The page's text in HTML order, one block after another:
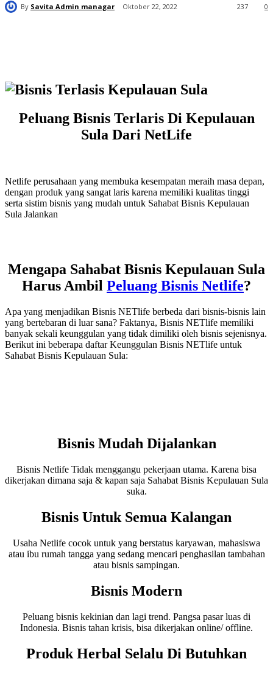
By Savita Admin managar Oktober 22, 2022 0
237
Peluang Bisnis Terlaris Di Kepulauan
Sula Dari NetLife
Netlife perusahaan yang membuka kesempatan meraih masa depan,
dengan produk yang sangat laris karena memiliki kualitas tinggi
serta sistim bisnis yang mudah untuk Sahabat Bisnis Kepulauan
Sula Jalankan
Mengapa Sahabat Bisnis Kepulauan Sula
Harus Ambil Peluang Bisnis Netlife?
Apa yang menjadikan Bisnis NETlife berbeda dari bisnis-bisnis lain
yang bertebaran di luar sana? Faktanya, Bisnis NETlife memiliki
banyak sekali keunggulan yang tidak dimiliki oleh bisnis sejenisnya.
Berikut ini beberapa daftar Keunggulan Bisnis NETlife untuk
Sahabat Bisnis Kepulauan Sula:
Bisnis Mudah Dijalankan
Bisnis Netlife Tidak menggangu pekerjaan utama. Karena bisa
dikerjakan dimana saja & kapan saja Sahabat Bisnis Kepulauan Sula
suka.
Bisnis Untuk Semua Kalangan
Usaha Netlife cocok untuk yang berstatus karyawan, mahasiswa
atau ibu rumah tangga yang sedang mencari penghasilan tambahan
atau bisnis sampingan.
Bisnis Modern
Peluang bisnis kekinian dan lagi trend. Pangsa pasar luas di
Indonesia. Bisnis tahan krisis, bisa dikerjakan online/ offline.
Produk Herbal Selalu Di Butuhkan